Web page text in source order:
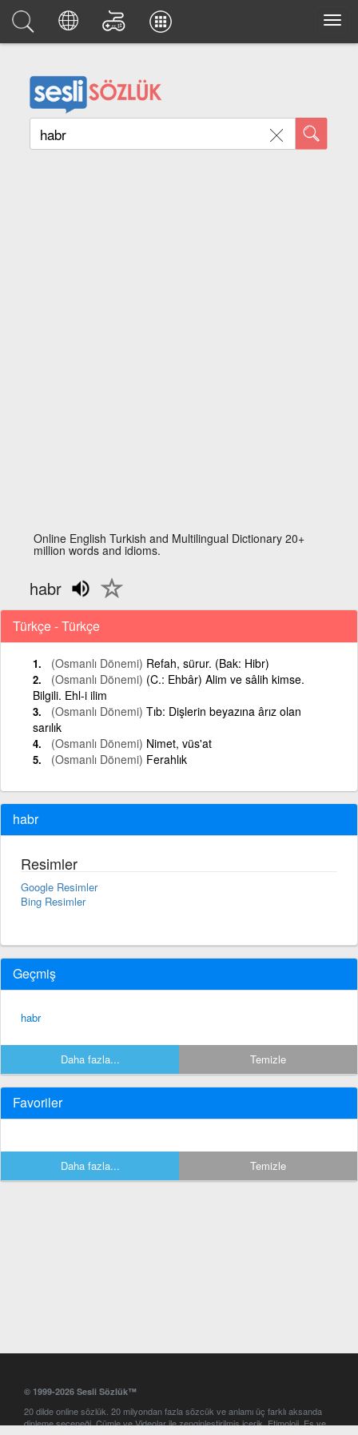
Online English Turkish and Multilingual Dictionary 20+
million words and idioms.
habr
Türkçe - Türkçe
(Osmanlı Dönemi) Refah, sürur. (Bak: Hibr)
(Osmanlı Dönemi) (C.: Ehbâr) Alim ve sâlih kimse.
Bilgili. Ehl-i ilim
(Osmanlı Dönemi) Tıb: Dişlerin beyazına ârız olan
sarılık
(Osmanlı Dönemi) Nimet, vüs'at
(Osmanlı Dönemi) Ferahlık
habr
Resimler
Google Resimler
Bing Resimler
Geçmiş
habr
Daha fazla... Temizle
Favoriler
Daha fazla... Temizle
© 1999-2026 Sesli Sözlük™
20 dilde online sözlük. 20 milyondan fazla sözcük ve anlamı üç farklı aksanda
dinleme seçeneği. Cümle ve Videolar ile zenginleştirilmiş içerik. Etimoloji, Eş ve